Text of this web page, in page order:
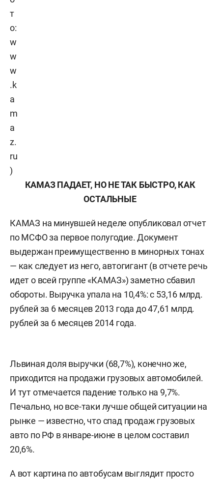
т
о:
w
w
w
.k
a
m
a
z.
ru
)
КАМАЗ ПАДАЕТ, НО НЕ ТАК БЫСТРО, КАК
ОСТАЛЬНЫЕ
КАМАЗ на минувшей неделе опубликовал отчет
по МСФО за первое полугодие. Документ
выдержан преимущественно в минорных тонах
— как следует из него, автогигант (в отчете речь
идет о всей группе «КАМАЗ») заметно сбавил
обороты. Выручка упала на 10,4%: с 53,16 млрд.
рублей за 6 месяцев 2013 года до 47,61 млрд.
рублей за 6 месяцев 2014 года.
Львиная доля выручки (68,7%), конечно же,
приходится на продажи грузовых автомобилей.
И тут отмечается падение только на 9,7%.
Печально, но все-таки лучше общей ситуации на
рынке — известно, что спад продаж грузовых
авто по РФ в январе-июне в целом составил
20,6%.
А вот картина по автобусам выглядит просто